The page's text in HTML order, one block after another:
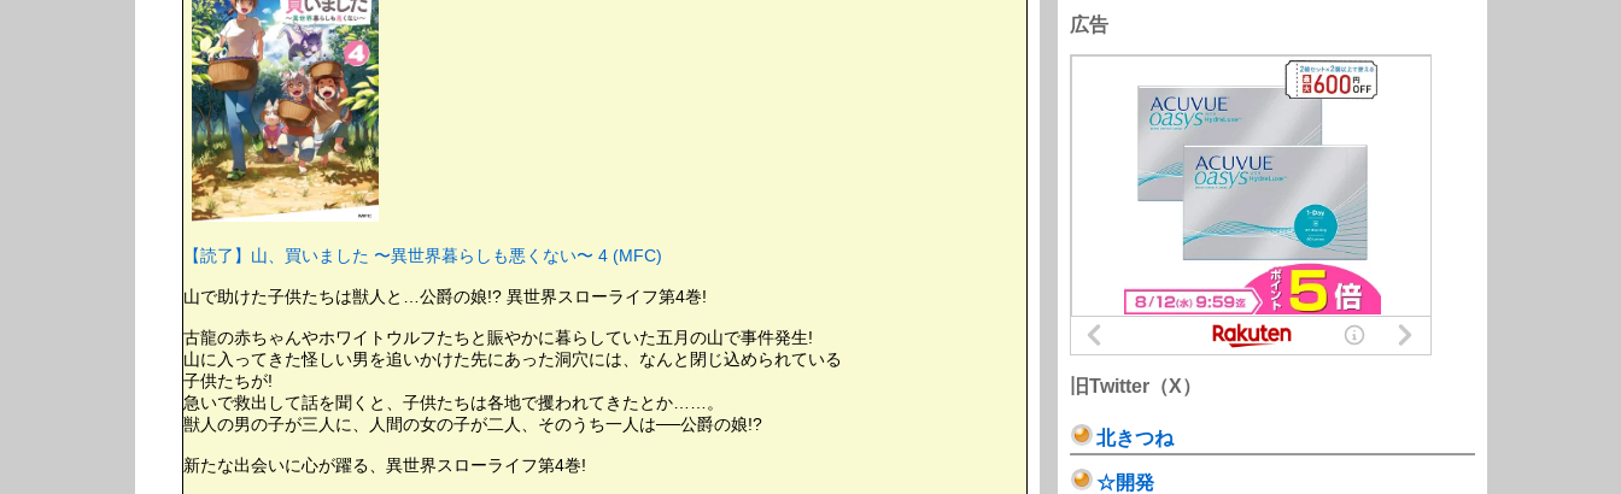
【読了】山、買いました 〜異世界暮らしも悪くない〜 4 (MFC)
山で助けた子供たちは獣人と…公爵の娘!? 異世界スローライフ第4巻!
古龍の赤ちゃんやホワイトウルフたちと賑やかに暮らしていた五月の山で事件発生!
山に入ってきた怪しい男を追いかけた先にあった洞穴には、なんと閉じ込められている
子供たちが!
急いで救出して話を聞くと、子供たちは各地で攫われてきたとか……。
獣人の男の子が三人に、人間の女の子が二人、そのうち一人は──公爵の娘!?
新たな出会いに心が躍る、異世界スローライフ第4巻!
広告
旧Twitter（X）
北きつね
☆開発